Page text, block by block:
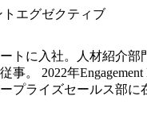
トエグゼクティブ
トに入社。人材紹介
事。 2022年
プライズセールス部